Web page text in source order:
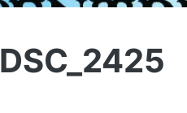
DSC_2425